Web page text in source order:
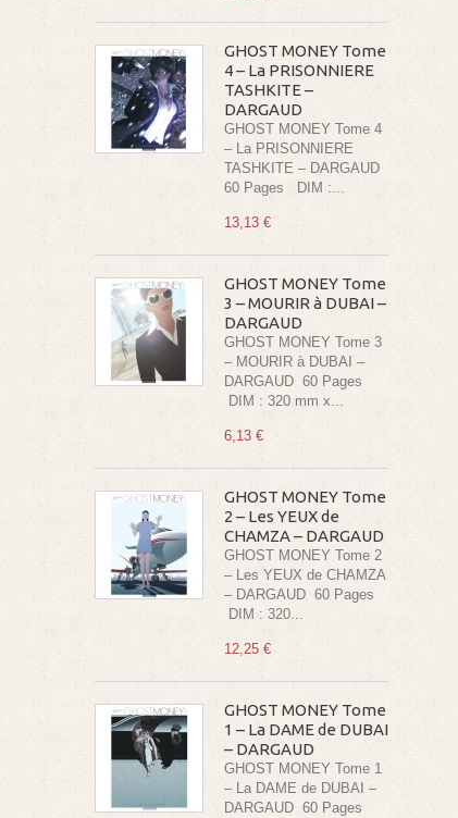
GHOST MONEY Tome
4 – La PRISONNIERE
TASHKITE –
DARGAUD
GHOST MONEY Tome 4
– La PRISONNIERE
TASHKITE – DARGAUD
60 Pages DIM :...
13,13 €
GHOST MONEY Tome
3 – MOURIR à DUBAI –
DARGAUD
GHOST MONEY Tome 3
– MOURIR à DUBAI –
DARGAUD 60 Pages
DIM : 320 mm x...
6,13 €
GHOST MONEY Tome
2 – Les YEUX de
CHAMZA – DARGAUD
GHOST MONEY Tome 2
– Les YEUX de CHAMZA
– DARGAUD 60 Pages
DIM : 320...
12,25 €
GHOST MONEY Tome
1 – La DAME de DUBAI
– DARGAUD
GHOST MONEY Tome 1
– La DAME de DUBAI –
DARGAUD 60 Pages